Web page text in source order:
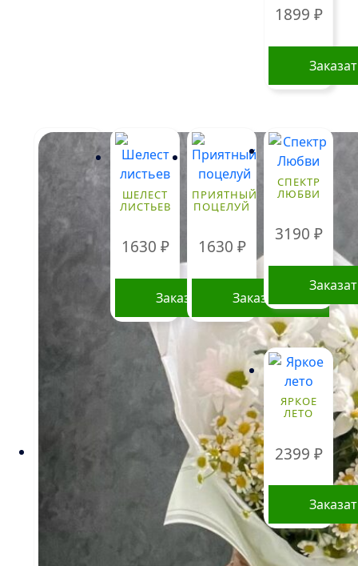
1899 ₽
ШЕЛЕСТ
ЛИСТЬЕВ
1630 ₽
Заказать
ПРИЯТНЫЙ
ПОЦЕЛУЙ
1630 ₽
Заказать
СПЕКТР
ЛЮБВИ
3190 ₽
ЯРКОЕ
ЛЕТО
2399 ₽